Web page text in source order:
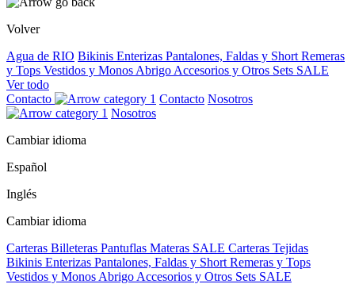
Volver
Agua de RIO Bikinis Enterizas Pantalones, Faldas y Short Remeras
y Tops Vestidos y Monos Abrigo Accesorios y Otros Sets SALE
Ver todo
Contacto
Contacto Nosotros
Nosotros
Cambiar idioma
Español
Inglés
Cambiar idioma
Carteras Billeteras Pantuflas Materas SALE Carteras Tejidas
Bikinis Enterizas Pantalones, Faldas y Short Remeras y Tops
Vestidos y Monos Abrigo Accesorios y Otros Sets SALE